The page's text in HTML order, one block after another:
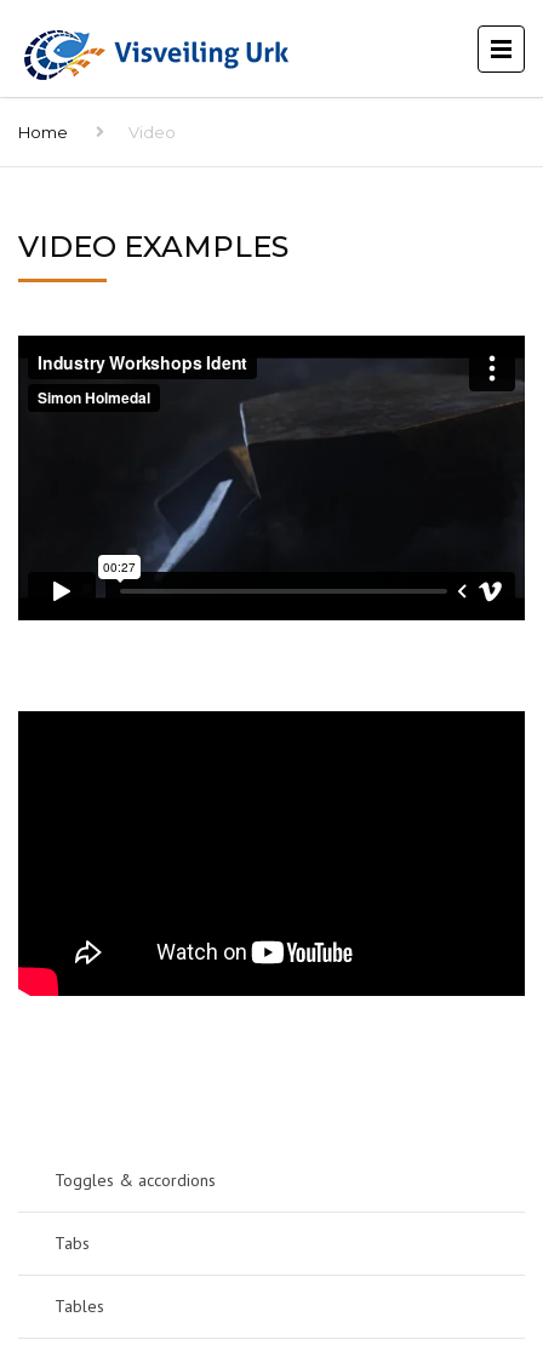
Home Video
VIDEO EXAMPLES
Toggles & accordions
Tabs
Tables